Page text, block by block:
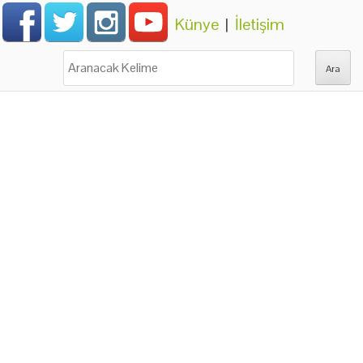
Künye | İletişim